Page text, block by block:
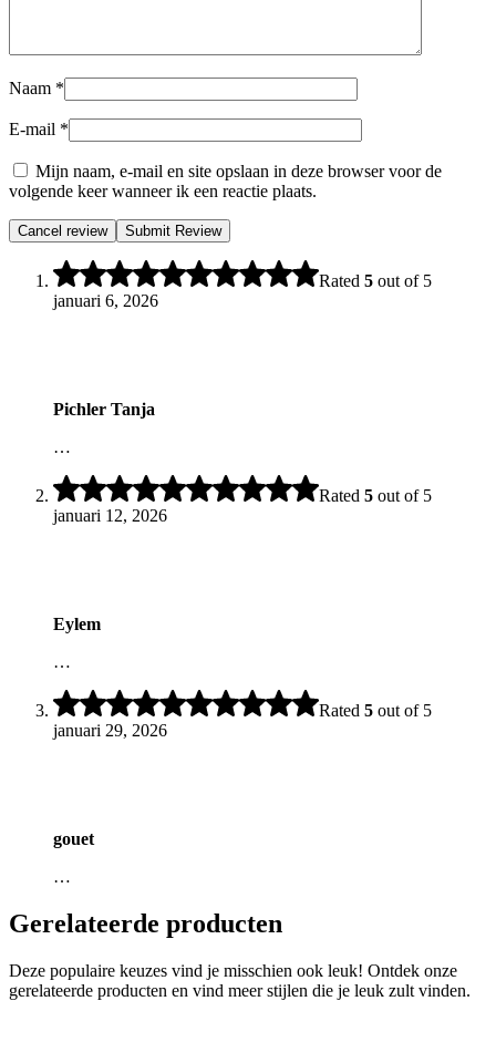
Naam *
E-mail *
Mijn naam, e-mail en site opslaan in deze browser voor de
volgende keer wanneer ik een reactie plaats.
Cancel review
Rated 5 out of 5
januari 6, 2026
Pichler Tanja
…
Rated 5 out of 5
januari 12, 2026
Eylem
…
Rated 5 out of 5
januari 29, 2026
gouet
…
Gerelateerde producten
Deze populaire keuzes vind je misschien ook leuk! Ontdek onze
gerelateerde producten en vind meer stijlen die je leuk zult vinden.